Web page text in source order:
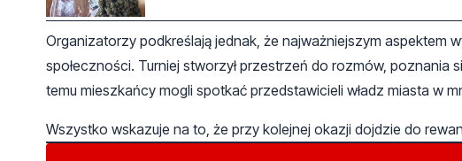
Organizatorzy podkreślają jednak, że najważniejszym aspektem
społeczności. Turniej stworzył przestrzeń do rozmów,
temu mieszkańcy mogli spotkać przedstawicieli władz miasta w
Wszystko wskazuje na to, że przy kolejnej okazji dojdzie do